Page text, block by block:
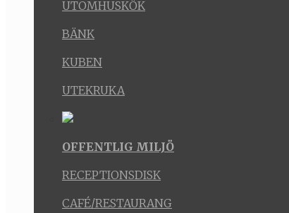
UTOMHUSKÖK
BÄNK
KUBEN
UTEKRUKA
OFFENTLIG MILJÖ
RECEPTIONSDISK
CAFÉ/RESTAURANG